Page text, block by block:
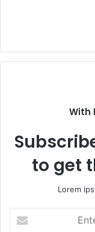
With
to get
Lorem